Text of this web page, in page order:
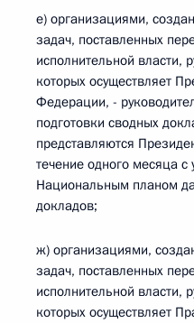
е) организациями,
задач, поставленных
исполнительной власти,
которых осуществляет
Федерации, -
подготовки сводных
представляются
течение одного месяца с
Национальным планом
докладов;
ж) организациями,
задач, поставленных
исполнительной власти,
которых осуществляет